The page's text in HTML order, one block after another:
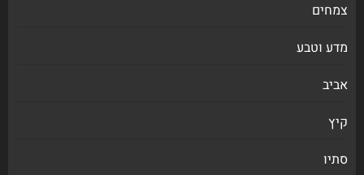
צמחים
מדע וטבע
אביב
קיץ
סתיו